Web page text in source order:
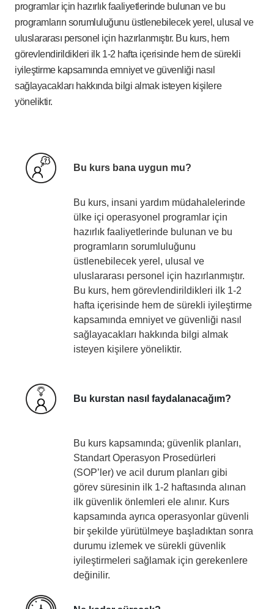
programlar için hazırlık faaliyetlerinde bulunan ve bu
programların sorumluluğunu üstlenebilecek yerel, ulusal ve
uluslararası personel için hazırlanmıştır. Bu kurs, hem
görevlendirildikleri ilk 1-2 hafta içerisinde hem de sürekli
iyileştirme kapsamında emniyet ve güvenliği nasıl
sağlayacakları hakkında bilgi almak isteyen kişilere
yöneliktir.
Bu kurs bana uygun mu?
Bu kurs, insani yardım müdahalelerinde
ülke içi operasyonel programlar için
hazırlık faaliyetlerinde bulunan ve bu
programların sorumluluğunu
üstlenebilecek yerel, ulusal ve
uluslararası personel için hazırlanmıştır.
Bu kurs, hem görevlendirildikleri ilk 1-2
hafta içerisinde hem de sürekli iyileştirme
kapsamında emniyet ve güvenliği nasıl
sağlayacakları hakkında bilgi almak
isteyen kişilere yöneliktir.
Bu kurstan nasıl faydalanacağım?
Bu kurs kapsamında; güvenlik planları,
Standart Operasyon Prosedürleri
(SOP’ler) ve acil durum planları gibi
görev süresinin ilk 1-2 haftasında alınan
ilk güvenlik önlemleri ele alınır. Kurs
kapsamında ayrıca operasyonlar güvenli
bir şekilde yürütülmeye başladıktan sonra
durumu izlemek ve sürekli güvenlik
iyileştirmeleri sağlamak için gerekenlere
değinilir.